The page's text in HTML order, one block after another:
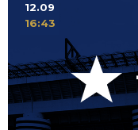
12.09
16:43